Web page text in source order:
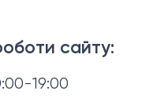
сайту:
19:00
для сну